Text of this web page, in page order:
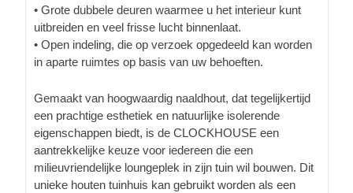
• Grote dubbele deuren waarmee u het interieur kunt
uitbreiden en veel frisse lucht binnenlaat.
• Open indeling, die op verzoek opgedeeld kan worden
in aparte ruimtes op basis van uw behoeften.
Gemaakt van hoogwaardig naaldhout, dat tegelijkertijd
een prachtige esthetiek en natuurlijke isolerende
eigenschappen biedt, is de CLOCKHOUSE een
aantrekkelijke keuze voor iedereen die een
milieuvriendelijke loungeplek in zijn tuin wil bouwen. Dit
unieke houten tuinhuis kan gebruikt worden als een